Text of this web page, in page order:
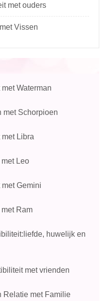
met ouders
Vissen
Waterman
met Schorpioen
Libra
Leo
Gemini
Ram
huwelijk en
met vrienden
Relatie met Familie